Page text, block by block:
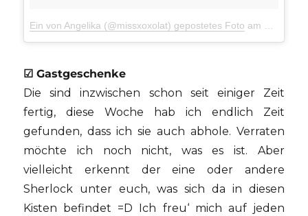
Ein von Angelika (@missxoxolat) gepostetes Foto am
☑ Gastgeschenke
Die sind inzwischen schon seit einiger Zeit
fertig, diese Woche hab ich endlich Zeit
gefunden, dass ich sie auch abhole. Verraten
möchte ich noch nicht, was es ist. Aber
vielleicht erkennt der eine oder andere
Sherlock unter euch, was sich da in diesen
Kisten befindet =D Ich freu‘ mich auf jeden